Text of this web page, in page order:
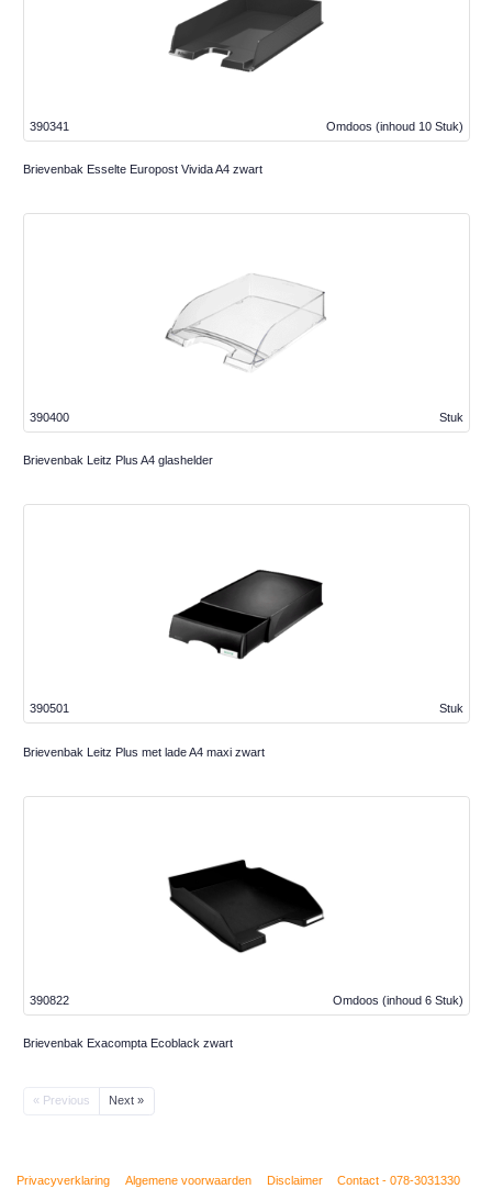
Omdoos (inhoud 10 Stuk)
390341
Brievenbak Esselte Europost Vivida A4 zwart
Stuk
390400
Brievenbak Leitz Plus A4 glashelder
Stuk
390501
Brievenbak Leitz Plus met lade A4 maxi zwart
Omdoos (inhoud 6 Stuk)
390822
Brievenbak Exacompta Ecoblack zwart
« Previous Next »
Privacyverklaring Algemene voorwaarden Disclaimer Contact - 078-3031330